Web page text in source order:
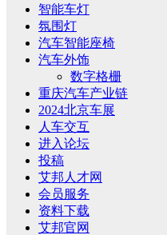
智能车灯
氛围灯
汽车智能座椅
汽车外饰
数字格栅
重庆汽车产业链
2024北京车展
人车交互
进入论坛
投稿
艾邦人才网
会员服务
资料下载
艾邦官网